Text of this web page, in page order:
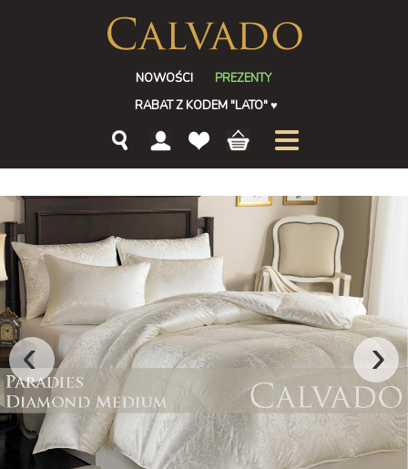
NOWOŚCI
PREZENTY
RABAT Z KODEM "LATO"♥
‹ ›